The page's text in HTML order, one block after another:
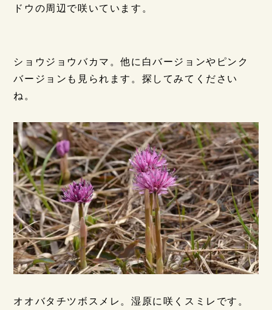
ドウの周辺で咲いています。
ショウジョウバカマ。他に白バージョンやピンク
バージョンも見られます。探してみてください
ね。
オオバタチツボスメレ。湿原に咲くスミレです。